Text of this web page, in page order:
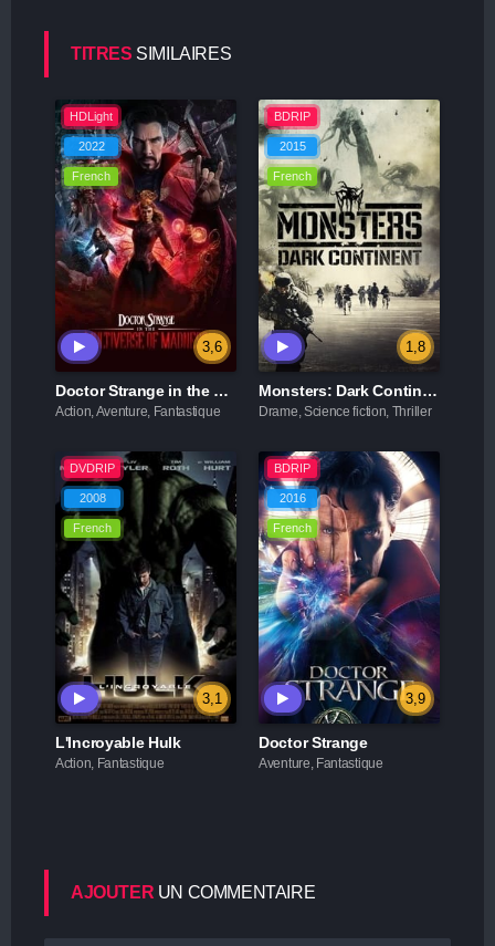
TITRES SIMILAIRES
HDLight
2022
French
3,6
Doctor Strange in the Multiverse of Madness
Action, Aventure, Fantastique
BDRIP
2015
French
1,8
Monsters: Dark Continent
Drame, Science fiction, Thriller
DVDRIP
2008
French
3,1
L'Incroyable Hulk
Action, Fantastique
BDRIP
2016
French
3,9
Doctor Strange
Aventure, Fantastique
AJOUTER UN COMMENTAIRE